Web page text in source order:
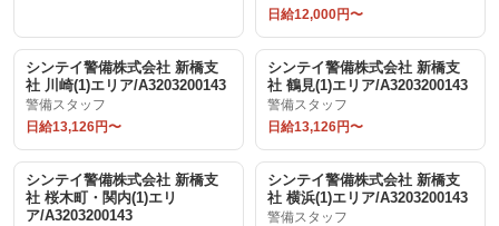
日給12,000円〜
シンテイ警備株式会社 新橋支
社 川崎(1)エリア/A3203200143
警備スタッフ
日給13,126円〜
シンテイ警備株式会社 新橋支
社 鶴見(1)エリア/A3203200143
警備スタッフ
日給13,126円〜
シンテイ警備株式会社 新橋支
社 桜木町・関内(1)エリ
ア/A3203200143
シンテイ警備株式会社 新橋支
社 横浜(1)エリア/A3203200143
警備スタッフ